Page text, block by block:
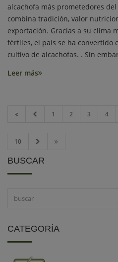
alcachofa más prometedores
combina tradición, valor
exportación. Gracias a su clima
fértiles, el país se ha convertido
cultivo de alcachofas. . Sin
Leer más
1 2 3 4
10
BUSCAR
CATEGORÍA